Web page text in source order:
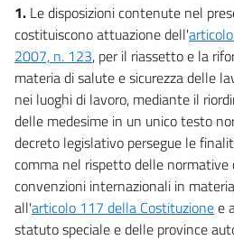
65
66
67
Capo II
Sanzioni
68
Titolo III
USO DELLE ATTREZZATURE DI
1. Le disposizioni contenute nel
costituiscono attuazione dell'
2007, n. 123, per il riassetto e la
materia di salute e sicurezza delle
nei luoghi di lavoro, mediante il
delle medesime in un unico testo
decreto legislativo persegue le
comma nel rispetto delle normative
convenzioni internazionali in
all'articolo 117 della Costituzionee
statuto speciale e delle province